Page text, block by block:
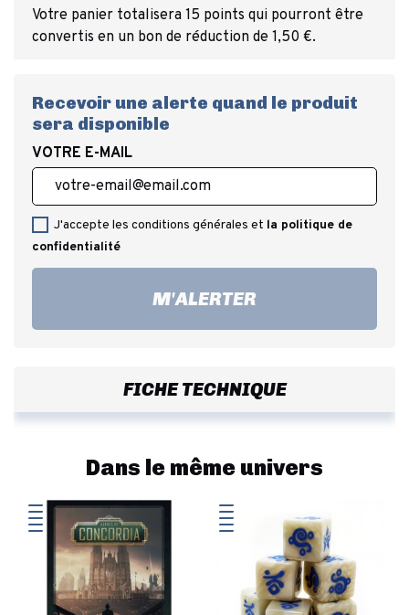
Votre panier totalisera 15 points qui pourront être
convertis en un bon de réduction de 1,50 €.
Recevoir une alerte quand le produit
sera disponible
VOTRE E-MAIL
J'accepte les conditions générales et la politique de
confidentialité
M'ALERTER
FICHE TECHNIQUE
Dans le même univers